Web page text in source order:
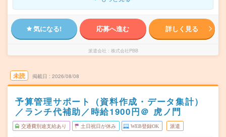
気になる! 応募へ進む 詳しく見る
派遣会社 株式会社PBB
未読 掲載日 2026/08/08
予算管理サポート（資料作成・データ集計）
／ランチ代補助／時給1900円＠ 虎ノ門
交通費別途支給あり 土日祝日が休み WEB登録OK 派遣